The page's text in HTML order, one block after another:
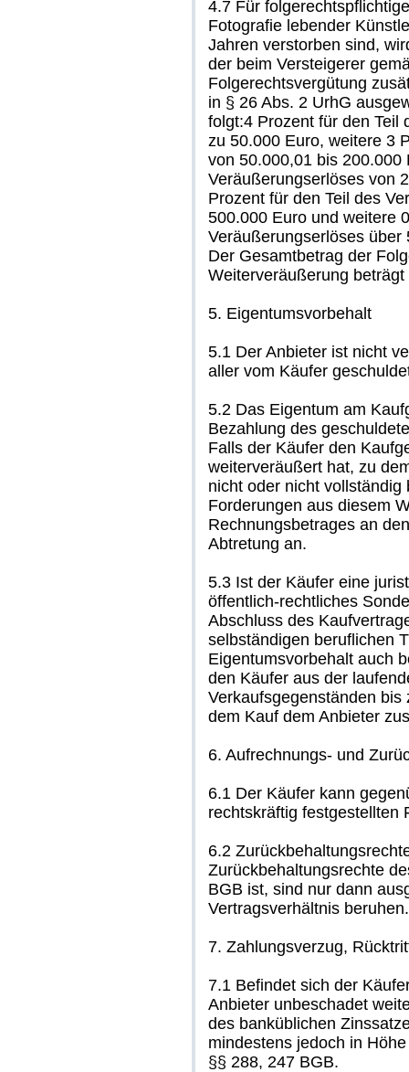
4.7 Für
Fotografie lebender
Jahren verstorben sind,
der beim Versteigerer
Folgerechtsvergütung
in § 26 Abs. 2 UrhG
folgt:4 Prozent für den Teil
zu 50.000 Euro, weitere 3
von 50.000,01 bis 200.000
Veräußerungserlöses von
Prozent für den Teil des
500.000 Euro und weitere
Veräußerungserlöses über
Der Gesamtbetrag der
Weiterveräußerung
5. Eigentumsvorbehalt
5.1 Der Anbieter ist nicht
aller vom Käufer
5.2 Das Eigentum am
Bezahlung des
Falls der Käufer den
weiterveräußert hat, zu
nicht oder nicht
Forderungen aus diesem
Rechnungsbetrages an
Abtretung an.
5.3 Ist der Käufer eine
öffentlich-rechtliches
Abschluss des
selbständigen beruflichen
Eigentumsvorbehalt auch
den Käufer aus der
Verkaufsgegenständen
dem Kauf dem Anbieter
6. Aufrechnungs- und
6.1 Der Käufer kann
rechtskräftig festgestellten
6.2
Zurückbehaltungsrechte
BGB ist, sind nur dann
Vertragsverhältnis beruhen.
7. Zahlungsverzug,
7.1 Befindet sich der
Anbieter unbeschadet
des banküblichen
mindestens jedoch in
§§ 288, 247 BGB.